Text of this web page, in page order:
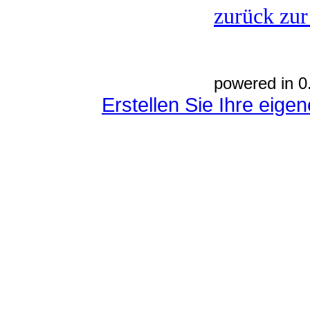
zurück
powered in
Erstellen Sie Ihre